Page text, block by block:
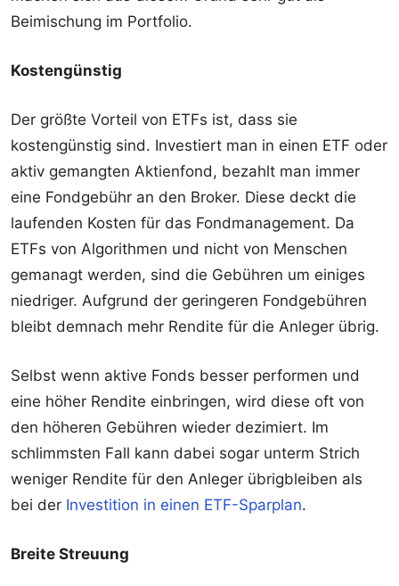
Beimischung im Portfolio.
Kostengünstig
Der größte Vorteil von ETFs ist, dass sie
kostengünstig sind. Investiert man in einen ETF oder
aktiv gemangten Aktienfond, bezahlt man immer
eine Fondgebühr an den Broker. Diese deckt die
laufenden Kosten für das Fondmanagement. Da
ETFs von Algorithmen und nicht von Menschen
gemanagt werden, sind die Gebühren um einiges
niedriger. Aufgrund der geringeren Fondgebühren
bleibt demnach mehr Rendite für die Anleger übrig.
Selbst wenn aktive Fonds besser performen und
eine höher Rendite einbringen, wird diese oft von
den höheren Gebühren wieder dezimiert. Im
schlimmsten Fall kann dabei sogar unterm Strich
weniger Rendite für den Anleger übrigbleiben als
bei der Investition in einen ETF-Sparplan.
Breite Streuung